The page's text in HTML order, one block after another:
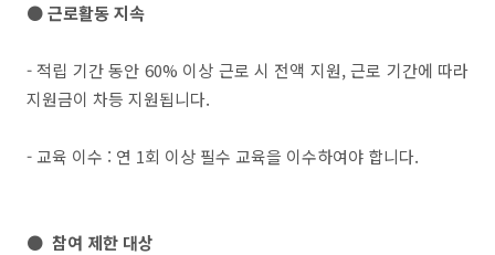
● 근로활동 지속
- 적립 기간 동안 60% 이상 근로 시 전액 지원, 근로 기간에 따라
지원금이 차등 지원됩니다.
- 교육 이수 : 연 1회 이상 필수 교육을 이수하여야 합니다.
● 참여 제한 대상